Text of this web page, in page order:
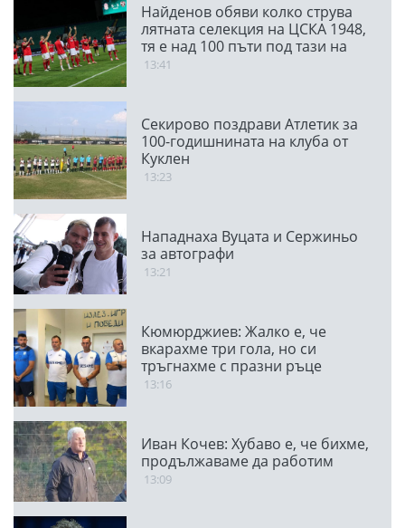
Найденов обяви колко струва
лятната селекция на ЦСКА 1948,
тя е над 100 пъти под тази на
ПАО
13:41
Секирово поздрави Атлетик за
100-годишнината на клуба от
Куклен
13:23
Нападнаха Вуцата и Сержиньо
за автографи
13:21
Кюмюрджиев: Жалко е, че
вкарахме три гола, но си
тръгнахме с празни ръце
13:16
Иван Кочев: Хубаво е, че бихме,
продължаваме да работим
13:09